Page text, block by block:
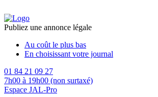
Publiez une annonce légale
Au coût le plus bas
En choisissant votre journal
01 84 21 09 27
7h00 à 19h00 (non surtaxé)
Espace JAL-Pro